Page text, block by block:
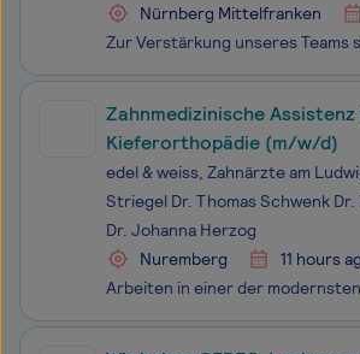
Nürnberg Mittelfranken
Zahnmedizinische
Kieferorthopädie (m/w/d)
edel & weiss, Zahnärzte am
Striegel Dr. Thomas Schwenk
Dr. Johanna Herzog
Nuremberg
11 hours